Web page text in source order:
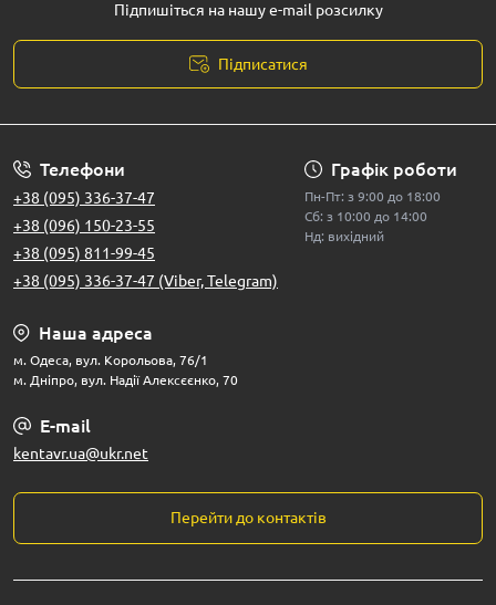
Підпишіться на нашу e-mail розсилку
Підписатися
Телефони
+38 (095) 336-37-47
+38 (096) 150-23-55
+38 (095) 811-99-45
+38 (095) 336-37-47 (Viber, Telegram)
Графік роботи
Пн-Пт: з 9:00 до 18:00
Сб: з 10:00 до 14:00
Нд: вихідний
Наша адреса
м. Одеса, вул. Корольова, 76/1
м. Дніпро, вул. Надії Алексєєнко, 70
E-mail
kentavr.ua@ukr.net
Перейти до контактів